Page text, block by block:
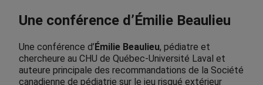
Une conférence d’Émilie Beaulieu
Une conférence d’Émilie Beaulieu, pédiatre et
chercheure au CHU de Québec-Université Laval et
auteure principale des recommandations de la Société
canadienne de pédiatrie sur le jeu risqué extérieur